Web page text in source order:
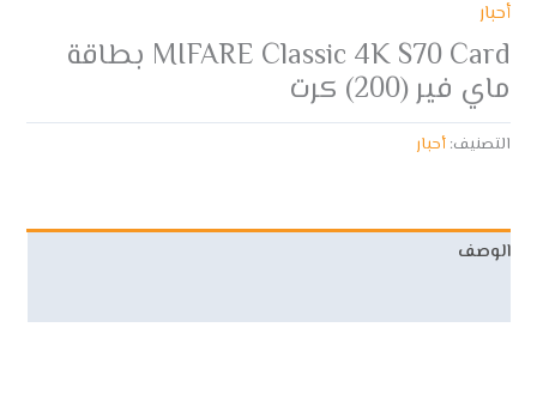
أحبار
MIFARE Classic 4K S70 Card بطاقة
ماي فير (200) كرت
التصنيف:أحبار
الوصف